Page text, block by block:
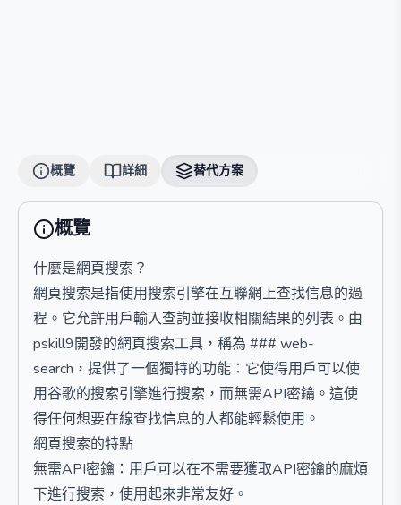
概覽 詳細 替代方案
概覽
什麼是網頁搜索？
網頁搜索是指使用搜索引擎在互聯網上查找信息的過
程。它允許用戶輸入查詢並接收相關結果的列表。由
pskill9開發的網頁搜索工具，稱為 ### web-
search，提供了一個獨特的功能：它使得用戶可以使
用谷歌的搜索引擎進行搜索，而無需API密鑰。這使
得任何想要在線查找信息的人都能輕鬆使用。
網頁搜索的特點
無需API密鑰：用戶可以在不需要獲取API密鑰的麻煩
下進行搜索，使用起來非常友好。